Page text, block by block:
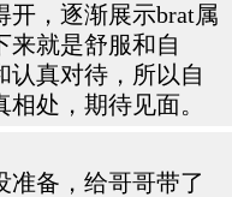
开，逐渐展示brat属
来就是舒服和自
认真对待，所以自
处，期待见面。
准备，给哥哥带了